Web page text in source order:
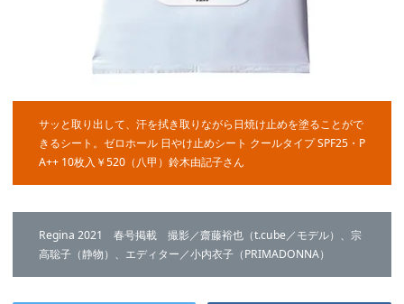
サッと取り出して、汗を拭き取りながら日焼け止めを塗ることがで
きるシート。ゼロホール 日やけ止めシート クールタイプ SPF25・P
A++ 10枚入￥520（八甲）鈴木由記子さん
Regina 2021 春号掲載 撮影／齋藤裕也（t.cube／モデル）、宗
高聡子（静物）、エディター／小内衣子（PRIMADONNA）